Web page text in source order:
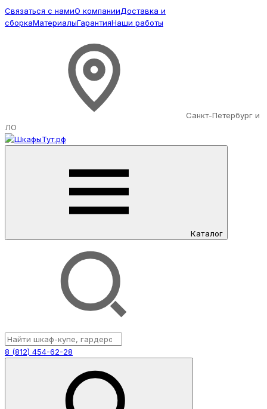
Связаться с намиО компанииДоставка и
сборкаМатериалыГарантияНаши работы
Санкт-Петербург и
ЛО
Каталог
8 (812) 454-62-28